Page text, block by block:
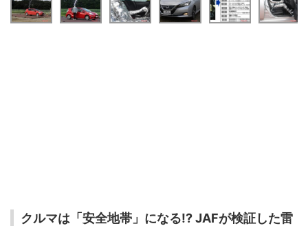
クルマは「安全地帯」になる!? JAFが検証した雷